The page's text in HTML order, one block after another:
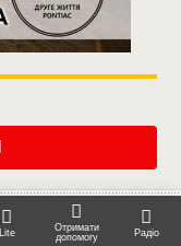
Lite
Отримати
допомогу
Радіо